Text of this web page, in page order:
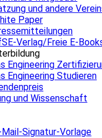
und andere
Paper
Verlag/Freie E-
Engineering
Engineering Studieren
und Wissenschaft
Mail-Signatur-Vorlage